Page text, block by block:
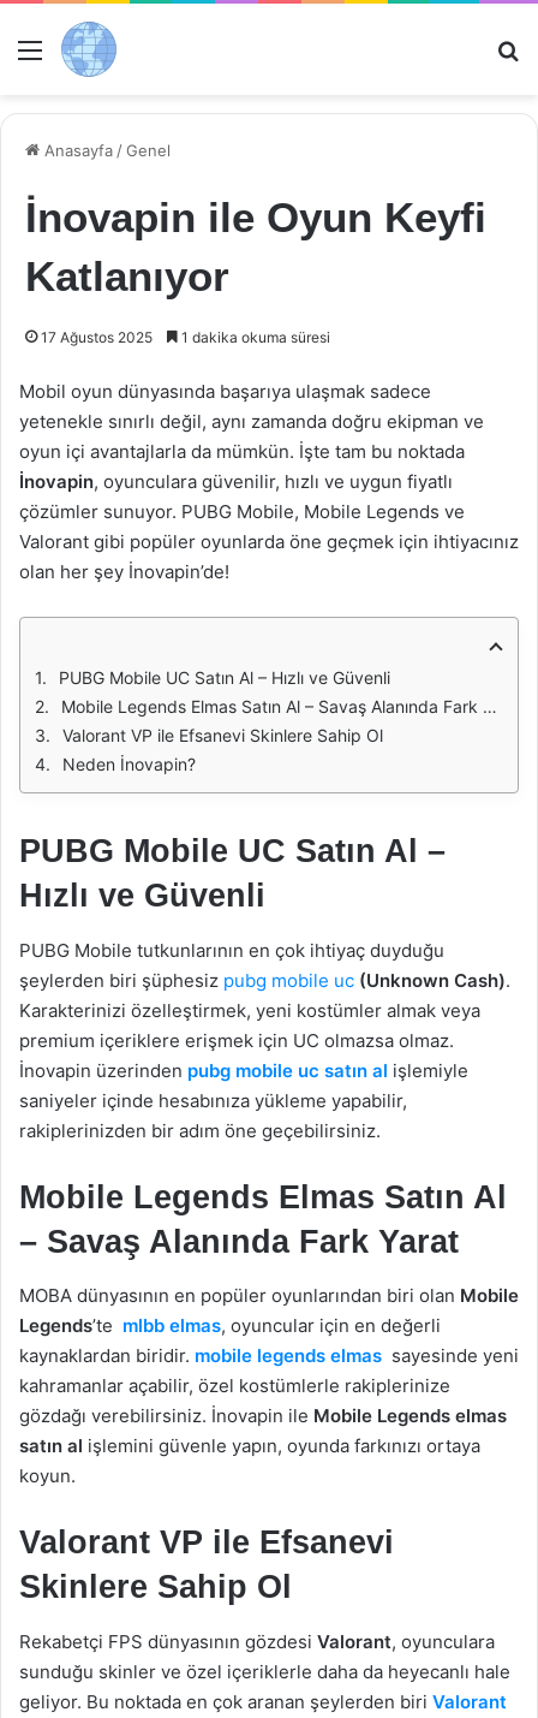
Menü
Anasayfa /Genel
İnovapin ile Oyun Keyfi
Katlanıyor
17 Ağustos 2025 1 dakika okuma süresi
Mobil oyun dünyasında başarıya ulaşmak sadece
yetenekle sınırlı değil, aynı zamanda doğru ekipman ve
oyun içi avantajlarla da mümkün. İşte tam bu noktada
İnovapin, oyunculara güvenilir, hızlı ve uygun fiyatlı
çözümler sunuyor. PUBG Mobile, Mobile Legends ve
Valorant gibi popüler oyunlarda öne geçmek için ihtiyacınız
olan her şey İnovapin’de!
PUBG Mobile UC Satın Al – Hızlı ve Güvenli
Mobile Legends Elmas Satın Al – Savaş Alanında Fark Yarat
Valorant VP ile Efsanevi Skinlere Sahip Ol
Neden İnovapin?
PUBG Mobile UC Satın Al –
Hızlı ve Güvenli
PUBG Mobile tutkunlarının en çok ihtiyaç duyduğu
şeylerden biri şüphesiz pubg mobile uc (Unknown Cash).
Karakterinizi özelleştirmek, yeni kostümler almak veya
premium içeriklere erişmek için UC olmazsa olmaz.
İnovapin üzerinden pubg mobile uc satın al işlemiyle
saniyeler içinde hesabınıza yükleme yapabilir,
rakiplerinizden bir adım öne geçebilirsiniz.
Mobile Legends Elmas Satın Al
– Savaş Alanında Fark Yarat
MOBA dünyasının en popüler oyunlarından biri olan Mobile
Legends’te mlbb elmas, oyuncular için en değerli
kaynaklardan biridir. mobile legends elmas sayesinde yeni
kahramanlar açabilir, özel kostümlerle rakiplerinize
gözdağı verebilirsiniz. İnovapin ile Mobile Legends elmas
satın al işlemini güvenle yapın, oyunda farkınızı ortaya
koyun.
Valorant VP ile Efsanevi
Skinlere Sahip Ol
Rekabetçi FPS dünyasının gözdesi Valorant, oyunculara
sunduğu skinler ve özel içeriklerle daha da heyecanlı hale
geliyor. Bu noktada en çok aranan şeylerden biri Valorant